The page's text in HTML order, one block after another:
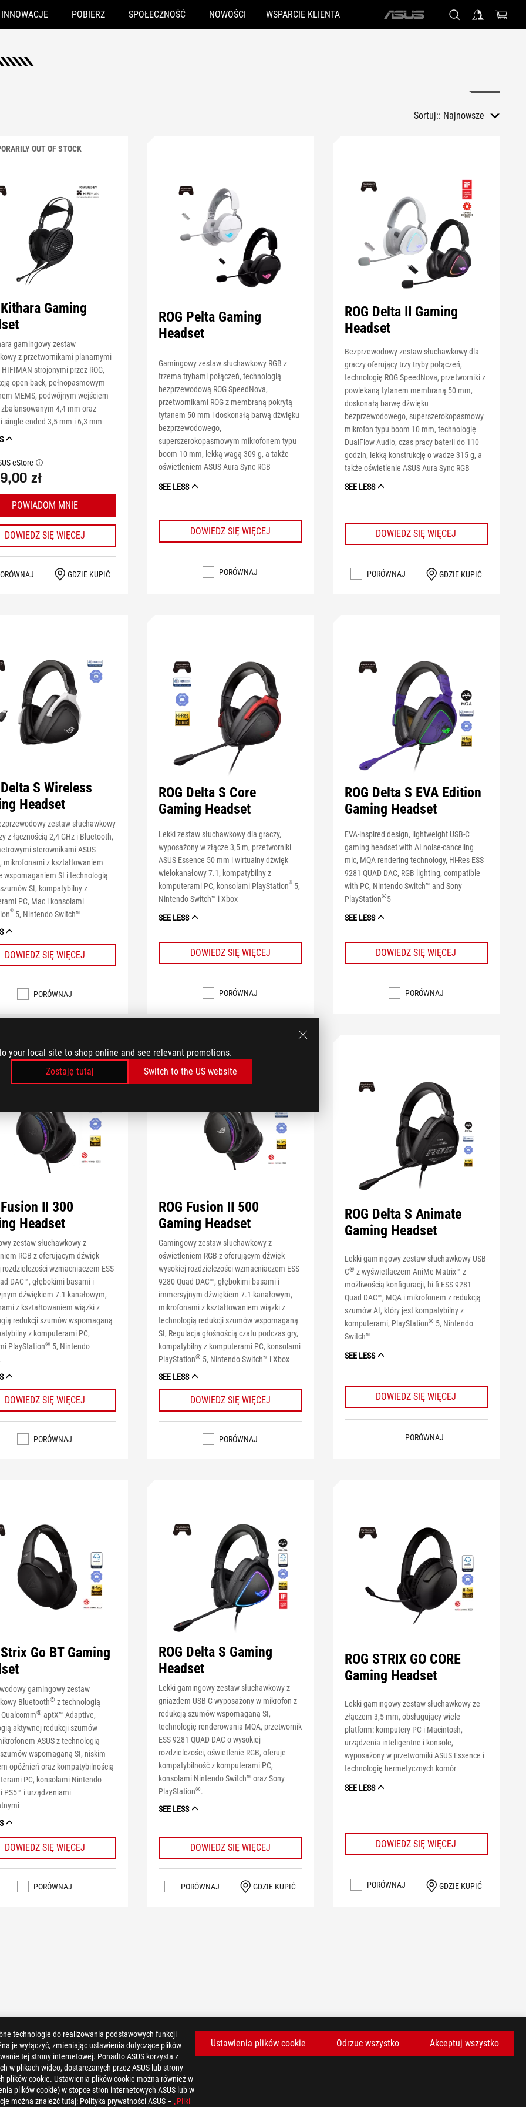
technologie do realizowania podstawowych funkcji
je wyłączyć, zmieniając ustawienia dotyczące plików
tej strony internetowej. Ponadto ASUS korzysta z
w plikach wideo, dostarczanych przez ASUS lub strony
plików cookie. Ustawienia plików cookie można również w
plików cookie) w stopce stron internetowych ASUS lub w
można znaleźć tutaj: Polityka prywatności ASUS – „Pliki
Ustawienia plików cookie Odrzuc wszystko Akceptuj wszystko
your local site to shop online and see relevant promotions.
Zostaję tutaj
Switch to the US website
INNOWACJE POBIERZ SPOŁECZNOŚĆ NOWOŚCI WSPARCIE KLIENTA
ASUS
Sortuj:: Najnowsze
OUT OF STOCK
Gaming
gamingowy zestaw
z przetwornikami planarnymi
strojonymi przez ROG,
open-back, pełnopasmowym
MEMS, podwójnym wejściem
4,4 mm oraz
single-ended 3,5 mm i 6,3 mm
eStore tooltip
zł
POWIADOM MNIE
DOWIEDZ SIĘ WIĘCEJ
GDZIE KUPIĆ
ROG Pelta Gaming
Headset
Gamingowy zestaw słuchawkowy RGB z
trzema trybami połączeń, technologią
bezprzewodową ROG SpeedNova,
przetwornikami ROG z membraną pokrytą
tytanem 50 mm i doskonałą barwą dźwięku
bezprzewodowego,
superszerokopasmowym mikrofonem typu
boom 10 mm, lekką wagą 309 g, a także
oświetleniem ASUS Aura Sync RGB
SEE LESS
DOWIEDZ SIĘ WIĘCEJ
PORÓWNAJ
ROG Delta II Gaming
Headset
Bezprzewodowy zestaw słuchawkowy dla
graczy oferujący trzy tryby połączeń,
technologię ROG SpeedNova, przetworniki z
powlekaną tytanem membraną 50 mm,
doskonałą barwę dźwięku
bezprzewodowego, superszerokopasmowy
mikrofon typu boom 10 mm, technologię
DualFlow Audio, czas pracy baterii do 110
godzin, lekką konstrukcję o wadze 315 g, a
także oświetlenie ASUS Aura Sync RGB
SEE LESS
DOWIEDZ SIĘ WIĘCEJ
PORÓWNAJ GDZIE KUPIĆ
S Wireless
Headset
zestaw słuchawkowy
z łącznością 2,4 GHz i Bluetooth,
sterownikami ASUS
mikrofonami z kształtowaniem
wspomaganiem SI i technologią
SI, kompatybilny z
PC, Mac i konsolami
®5, Nintendo Switch™
DOWIEDZ SIĘ WIĘCEJ
PORÓWNAJ
ROG Delta S Core
Gaming Headset
Lekki zestaw słuchawkowy dla graczy,
wyposażony w złącze 3,5 m, przetworniki
ASUS Essence 50 mm i wirtualny dźwięk
wielokanałowy 7.1, kompatybilny z
komputerami PC, konsolami PlayStation® 5,
Nintendo Switch™ i Xbox
SEE LESS
DOWIEDZ SIĘ WIĘCEJ
PORÓWNAJ
ROG Delta S EVA Edition
Gaming Headset
EVA-inspired design, lightweight USB-C
gaming headset with AI noise-canceling
mic, MQA rendering technology, Hi-Res ESS
9281 QUAD DAC, RGB lighting, compatible
with PC, Nintendo Switch™ and Sony
PlayStation®5
SEE LESS
DOWIEDZ SIĘ WIĘCEJ
PORÓWNAJ
Fusion II 300
Headset
zestaw słuchawkowy z
RGB z oferującym dźwięk
rozdzielczości wzmacniaczem ESS
DAC™, głębokimi basami i
dźwiękiem 7.1-kanałowym,
z kształtowaniem wiązki z
redukcji szumów wspomaganą
z komputerami PC,
PlayStation® 5, Nintendo
DOWIEDZ SIĘ WIĘCEJ
PORÓWNAJ
ROG Fusion II 500
Gaming Headset
Gamingowy zestaw słuchawkowy z
oświetleniem RGB z oferującym dźwięk
wysokiej rozdzielczości wzmacniaczem ESS
9280 Quad DAC™, głębokimi basami i
immersyjnym dźwiękiem 7.1-kanałowym,
mikrofonami z kształtowaniem wiązki z
technologią redukcji szumów wspomaganą
SI, Regulacja głośnością czatu podczas gry,
kompatybilny z komputerami PC, konsolami
PlayStation® 5, Nintendo Switch™ i Xbox
SEE LESS
DOWIEDZ SIĘ WIĘCEJ
PORÓWNAJ
ROG Delta S Animate
Gaming Headset
Lekki gamingowy zestaw słuchawkowy USB-
C® z wyświetlaczem AniMe Matrix™ z
możliwością konfiguracji, hi-fi ESS 9281
Quad DAC™, MQA i mikrofonem z redukcją
szumów AI, który jest kompatybilny z
komputerami, PlayStation® 5, Nintendo
Switch™
SEE LESS
DOWIEDZ SIĘ WIĘCEJ
PORÓWNAJ
Go BT Gaming
gamingowy zestaw
Bluetooth® z technologią
® aptX™ Adaptive,
aktywnej redukcji szumów
ASUS z technologią
wspomaganą SI, niskim
opóźnień oraz kompatybilnością
PC, konsolami Nintendo
PS5™ i urządzeniami
DOWIEDZ SIĘ WIĘCEJ
PORÓWNAJ
ROG Delta S Gaming
Headset
Lekki gamingowy zestaw słuchawkowy z
gniazdem USB-C wyposażony w mikrofon z
redukcją szumów wspomaganą SI,
technologię renderowania MQA, przetwornik
ESS 9281 QUAD DAC o wysokiej
rozdzielczości, oświetlenie RGB, oferuje
kompatybilność z komputerami PC,
konsolami Nintendo Switch™ oraz Sony
PlayStation®.
SEE LESS
DOWIEDZ SIĘ WIĘCEJ
PORÓWNAJ GDZIE KUPIĆ
ROG STRIX GO CORE
Gaming Headset
Lekki gamingowy zestaw słuchawkowy ze
złączem 3,5 mm, obsługujący wiele
platform: komputery PC i Macintosh,
urządzenia inteligentne i konsole,
wyposażony w przetworniki ASUS Essence i
technologię hermetycznych komór
SEE LESS
DOWIEDZ SIĘ WIĘCEJ
PORÓWNAJ GDZIE KUPIĆ
SŁUCHAWKOWE